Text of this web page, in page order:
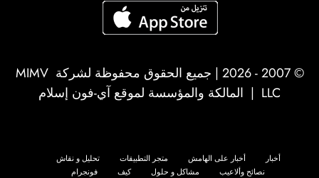
© 2007 - 2026 | جميع الحقوق محفوظة لشركة
MIMV
LLC | المالكة والمؤسسة لموقع آي-فون إسلام
أخبار أخبار على الهامش متجر التطبيقات
تحليل و نقاش
نصائح وألاعيب
مشاكل و حلول كيف فونجرام